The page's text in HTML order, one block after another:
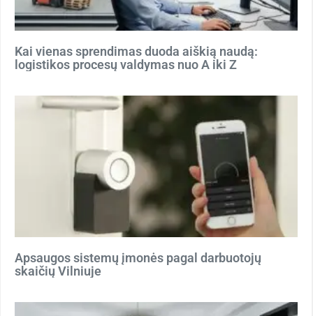
Kai vienas sprendimas duoda aiškią naudą:
logistikos procesų valdymas nuo A iki Z
Apsaugos sistemų įmonės pagal darbuotojų
skaičių Vilniuje